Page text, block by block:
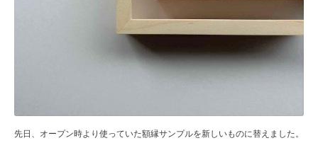
先日、オープン時より使っていた額縁サンプルを新しいものに替えました。